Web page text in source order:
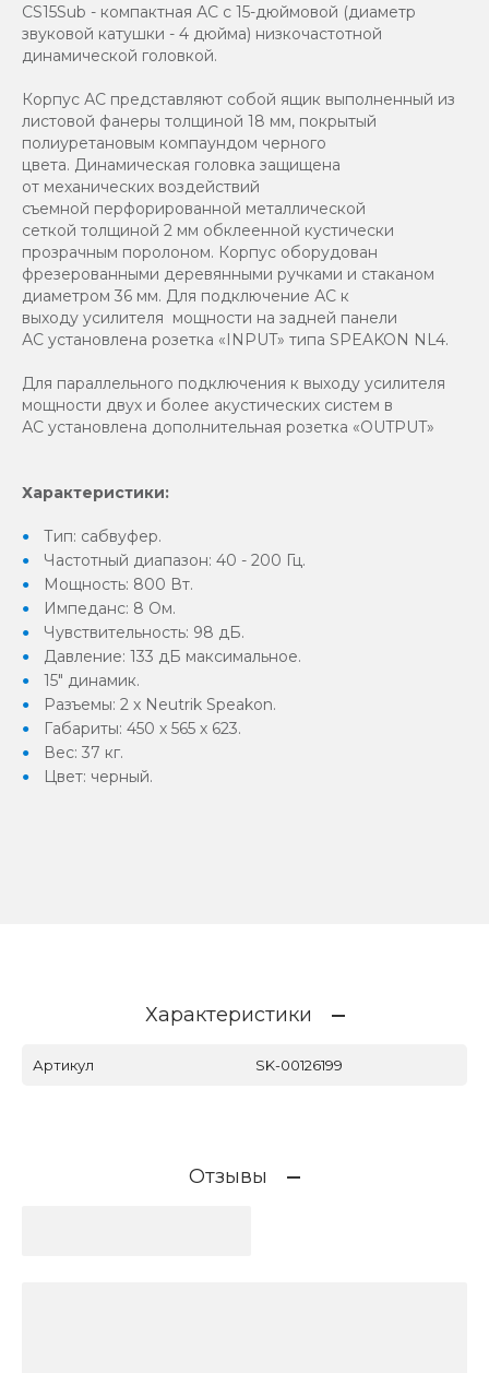
CS15Sub - компактная АС с 15-дюймовой (диаметр
звуковой катушки - 4 дюйма) низкочастотной
динамической головкой.
Корпус АС представляют собой ящик выполненный из
листовой фанеры толщиной 18 мм, покрытый
полиуретановым компаундом черного
цвета. Динамическая головка защищена
от механических воздействий
съемной перфорированной металлической
сеткой толщиной 2 мм обклеенной кустически
прозрачным поролоном. Корпус оборудован
фрезерованными деревянными ручками и стаканом
диаметром 36 мм. Для подключение АС к
выходу усилителя мощности на задней панели
АС установлена розетка «INPUT» типа SPEAKON NL4.
Для параллельного подключения к выходу усилителя
мощности двух и более акустических систем в
АС установлена дополнительная розетка «OUTPUT»
Характеристики:
Тип: сабвуфер.
Частотный диапазон: 40 - 200 Гц.
Мощность: 800 Вт.
Импеданс: 8 Ом.
Чувствительность: 98 дБ.
Давление: 133 дБ максимальное.
15" динамик.
Разъемы: 2 х Neutrik Speakon.
Габариты: 450 х 565 х 623.
Вес: 37 кг.
Цвет: черный.
Характеристики
Артикул SK-00126199
Отзывы